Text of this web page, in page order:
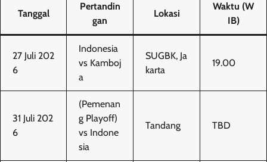
Tanggal
Pertandin
gan
Lokasi
Waktu (W
IB)
27 Juli 202
6
Indonesia
vs Kamboj
a
SUGBK, Ja
karta
19.00
31 Juli 202
6
(Pemenan
g Playoff)
vs Indone
sia
Tandang TBD